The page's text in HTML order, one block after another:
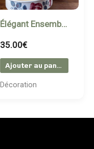
Élégant Ensemble Vintage – Pichet et Bassin en Céramique Sarreguemines & Digoin
35.00€
Ajouter au panier
Décoration